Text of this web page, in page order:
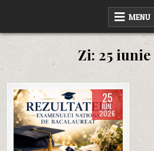
MENU
Zi: 25
25
IUN.
2026
Posted
in